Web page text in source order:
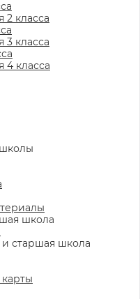
2 класса
3 класса
4 класса
школа
старшая школа